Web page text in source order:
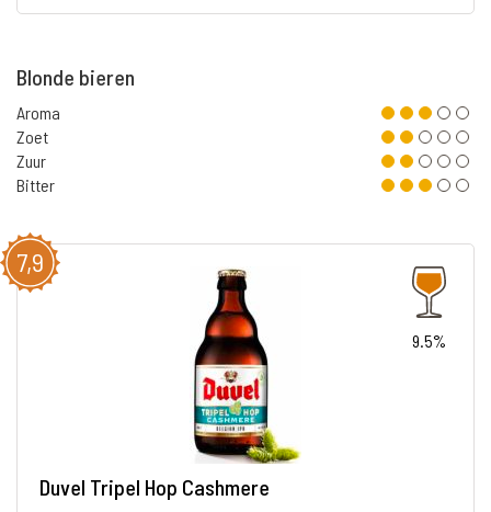
Blonde bieren
Aroma
Zoet
Zuur
Bitter
7,9
9.5%
Duvel Tripel Hop Cashmere